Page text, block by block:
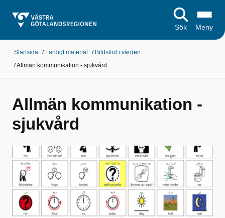
Sök Meny
Startsida / Färdigt material / Bildstöd i vården
/Allmän kommunikation - sjukvård
Allmän kommunikation -
sjukvård